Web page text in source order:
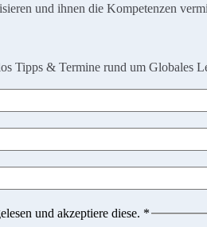
und ihnen die Kompetenzen
Tipps & Termine rund um Globales
und akzeptiere diese. *